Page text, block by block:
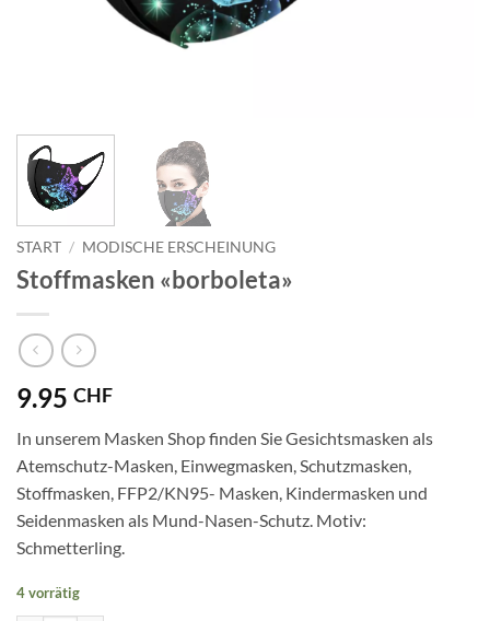
START / MODISCHE ERSCHEINUNG
Stoffmasken «borboleta»
9.95 CHF
In unserem Masken Shop finden Sie Gesichtsmasken als
Atemschutz-Masken, Einwegmasken, Schutzmasken,
Stoffmasken, FFP2/KN95- Masken, Kindermasken und
Seidenmasken als Mund-Nasen-Schutz. Motiv:
Schmetterling.
4 vorrätig